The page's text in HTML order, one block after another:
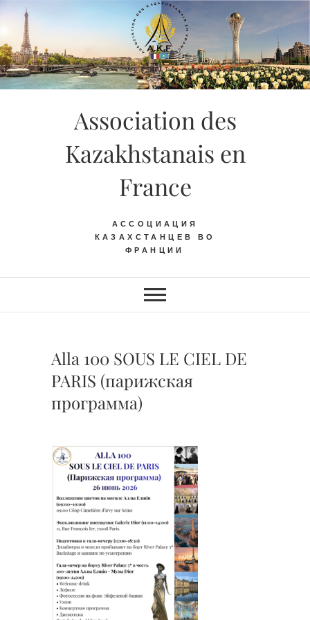
Skip
content
Association des
Kazakhstanais en
France
АССОЦИАЦИЯ
КАЗАХСТАНЦЕВ ВО
ФРАНЦИИ
Alla 100 SOUS LE CIEL DE
PARIS (парижская
программа)